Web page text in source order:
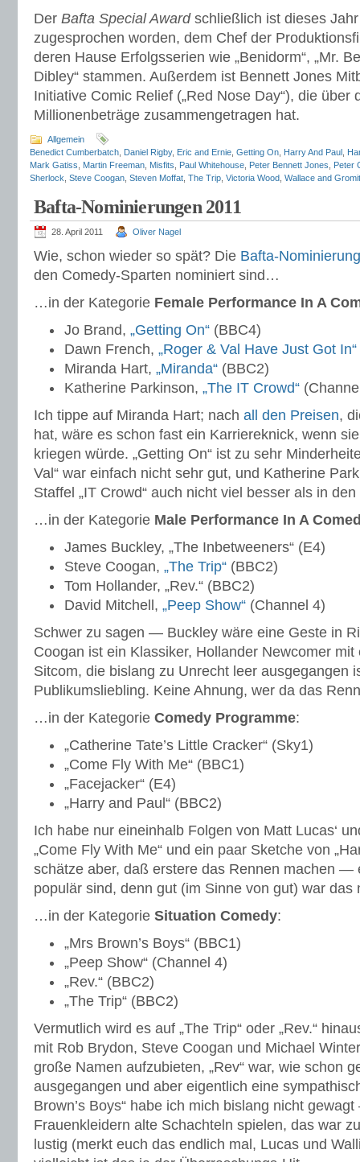
Der Bafta Special Awardschließlich ist dieses
zugesprochen worden, dem Chef der
deren Hause Erfolgsserien wie „Benidorm“, „Mr.
Dibley“ stammen. Außerdem ist Bennett Jones
Initiative Comic Relief („Red Nose Day“), die über
Millionenbeträge zusammengetragen hat.
Allgemein
Benedict Cumberbatch Daniel Rigby, Eric and Ernie Getting On Harry And Paul
Mark Gatiss
Martin Freeman Misfits Paul Whitehouse Peter Bennett Jones
Peter
Sherlock Steve Coogan Steven Moffat The Trip Victoria Wood Wallace and
Bafta-Nominierungen 2011
28. April 2011 Oliver Nagel
Wie, schon wieder so spät? Die Bafta-
den Comedy-Sparten nominiert sind…
…in der Kategorie Female Performance In A
Jo Brand, „Getting On“ (BBC4)
Dawn French, „Roger & Val Have Just Got In“
Miranda Hart, „Miranda“ (BBC2)
Katherine Parkinson, „The IT Crowd“
Ich tippe auf Miranda Hart; nach all den Preisen,
hat, wäre es schon fast ein Karriereknick, wenn
kriegen würde. „Getting On“ ist zu sehr
Val“ war einfach nicht sehr gut, und Katherine
Staffel „IT Crowd“ auch nicht viel besser als in
…in der Kategorie Male Performance In A
James Buckley, „The Inbetweeners“ (E4)
Steve Coogan, „The Trip“ (BBC2)
Tom Hollander, „Rev.“ (BBC2)
David Mitchell, „Peep Show“ (Channel 4)
Schwer zu sagen — Buckley wäre eine Geste in
Coogan ist ein Klassiker, Hollander Newcomer
Sitcom, die bislang zu Unrecht leer ausgegangen
Publikumsliebling. Keine Ahnung, wer da das
…in der Kategorie Comedy Programme:
„Catherine Tate’s Little Cracker“ (Sky1)
„Come Fly With Me“ (BBC1)
„Facejacker“ (E4)
„Harry and Paul“ (BBC2)
Ich habe nur eineinhalb Folgen von Matt Lucas‘
„Come Fly With Me“ und ein paar Sketche von
schätze aber, daß erstere das Rennen machen —
populär sind, denn gut (im Sinne von gut) war das
…in der Kategorie Situation Comedy:
„Mrs Brown’s Boys“ (BBC1)
„Peep Show“ (Channel 4)
„Rev.“ (BBC2)
„The Trip“ (BBC2)
Vermutlich wird es auf „The Trip“ oder „Rev.“
mit Rob Brydon, Steve Coogan und Michael
große Namen aufzubieten, „Rev“ war, wie schon
ausgegangen und aber eigentlich eine
Brown’s Boys“ habe ich mich bislang nicht
Frauenkleidern alte Schachteln spielen, das war
lustig (merkt euch das endlich mal, Lucas und